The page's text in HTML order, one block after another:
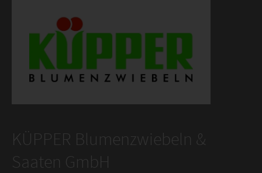
KÜPPER Blumenzwiebeln &
Saaten GmbH